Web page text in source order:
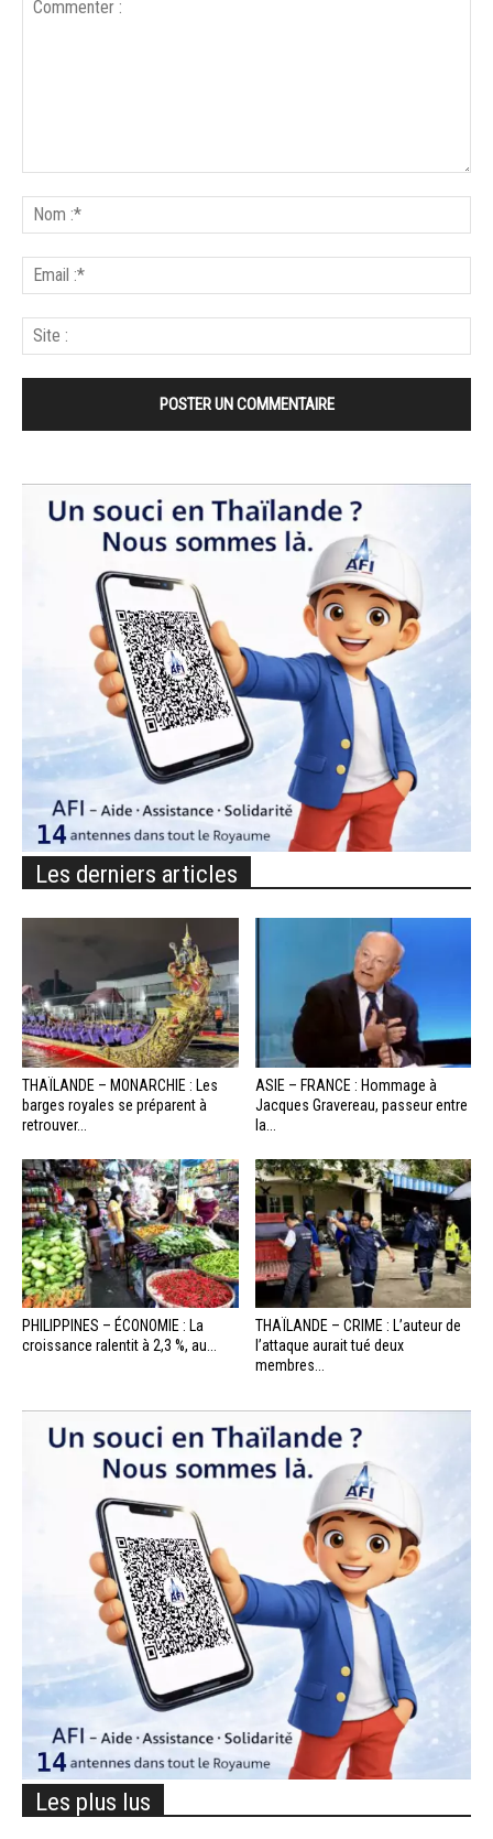
Les derniers articles
THAÏLANDE – MONARCHIE : Les
barges royales se préparent à
retrouver...
ASIE – FRANCE : Hommage à
Jacques Gravereau, passeur entre
la...
PHILIPPINES – ÉCONOMIE : La
croissance ralentit à 2,3 %, au...
THAÏLANDE – CRIME : L’auteur de
l’attaque aurait tué deux
membres...
Les plus lus